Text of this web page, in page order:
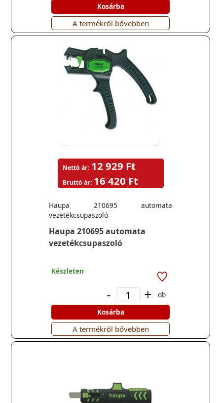
Kosárba
A termékről bővebben
Haupa 210695 automata
vezetékcsupaszoló
Haupa 210695 automata
vezetékcsupaszoló
Nettó ár: 12 929 Ft
Bruttó ár: 16 420 Ft
Készleten
- +
db
Kosárba
A termékről bővebben